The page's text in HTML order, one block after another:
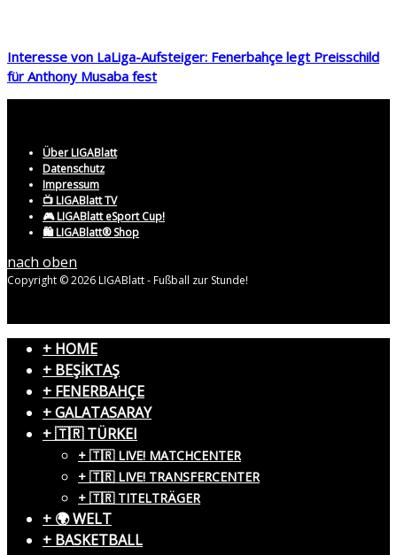
Interesse von LaLiga-Aufsteiger: Fenerbahçe legt Preisschild
für Anthony Musaba fest
Über LIGABlatt
Datenschutz
Impressum
📺 LIGABlatt TV
🎮 LIGABlatt eSport Cup!
🛍️ LIGABlatt® Shop
nach oben
Copyright © 2026 LIGABlatt - Fußball zur Stunde!
+ HOME
+ BEŞİKTAŞ
+ FENERBAHÇE
+ GALATASARAY
+ 🇹🇷 TÜRKEI
+ 🇹🇷 LIVE! MATCHCENTER
+ 🇹🇷 LIVE! TRANSFERCENTER
+ 🇹🇷 TITELTRÄGER
+ 🌍 WELT
+ BASKETBALL